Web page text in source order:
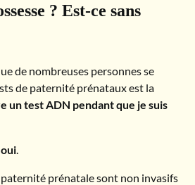
? Est-ce sans
de nombreuses personnes se
de paternité prénataux est la
un test ADN pendant que je suis
oui
prénatale sont non invasifs